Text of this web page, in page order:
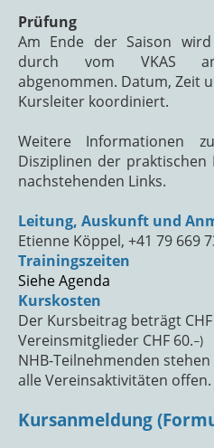
Prüfung
Am Ende der Saison
durch vom VKAS
abgenommen. Datum, Zeit
Kursleiter koordiniert.
Weitere Informationen
Disziplinen der
nachstehenden Links.
Leitung, Auskunft und
Etienne Köppel, +41 79 669
Trainingszeiten
Siehe Agenda
Kurskosten
Der Kursbeitrag beträgt CHF
Vereinsmitglieder CHF 60.–)
NHB-Teilnehmenden
alle Vereinsaktivitäten offen.
Kursanmeldung